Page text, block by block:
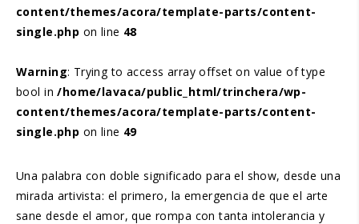
content/themes/acora/template-parts/content-
single.php on line 48
Warning: Trying to access array offset on value of type
bool in/home/lavaca/public_html/trinchera/wp-
content/themes/acora/template-parts/content-
single.php on line 49
Una palabra con doble significado para el show, desde una
mirada artivista: el primero, la emergencia de que el arte
sane desde el amor, que rompa con tanta intolerancia y